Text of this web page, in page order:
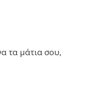
τα μάτια σου,